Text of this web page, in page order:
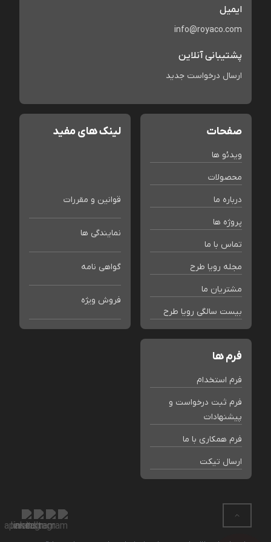
ایمیل
info@royaco.com
پشتیبانی آنلاین
ارسال درخواست جدید
صفحات
ویدئو ها
محصولات
درباره ما
پروژه ها
تماس با ما
مجله رویا طرح
مشتریان ما
بیست سالگی رویا طرح
لینک های مفید
قوانین و مقررات
نمایندگی ها
گواهی نامه
فروش ویژه
فرم ها
فرم استخدام
فرم ثبت درخواست و
پیشنهادات
فرم همکاری با ما
ارسال تیکت